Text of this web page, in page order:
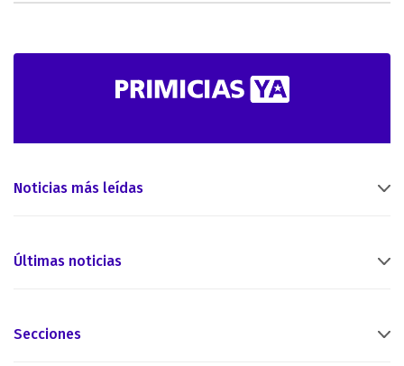
Noticias más leídas
Últimas noticias
Secciones